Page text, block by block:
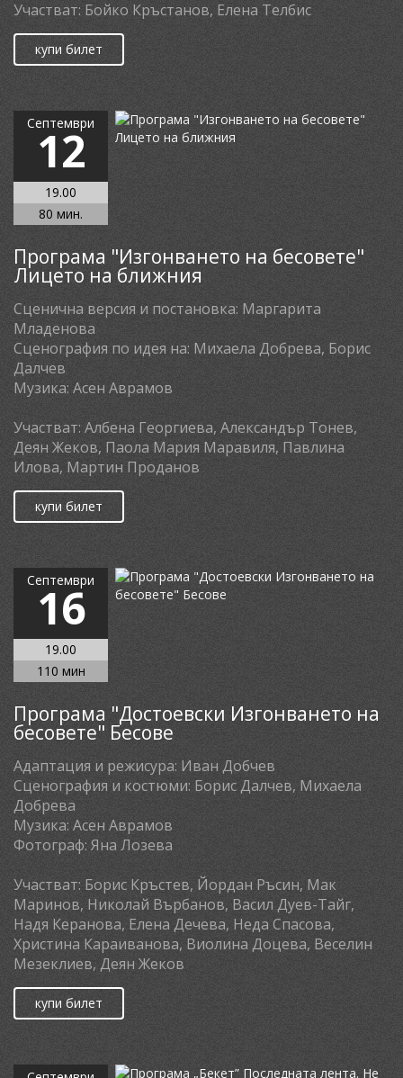
Участват: Бойко Кръстанов, Елена Телбис
купи билет
Септември
12
19.00
80 мин.
Програма "Изгонването на бесовете"
Лицето на ближния
Сценична версия и постановка: Маргарита
Младенова
Сценография по идея на: Михаела Добрева, Борис
Далчев
Музика: Асен Аврамов
Участват: Албена Георгиева, Александър Тонев,
Деян Жеков, Паола Мария Маравиля, Павлина
Илова, Мартин Проданов
купи билет
Септември
16
19.00
110 мин
Програма "Достоевски Изгонването на
бесовете" Бесове
Адаптация и режисура: Иван Добчев
Сценография и костюми: Борис Далчев, Михаела
Добрева
Музика: Асен Аврамов
Фотограф: Яна Лозева
Участват: Борис Кръстев, Йордан Ръсин, Мак
Маринов, Николай Върбанов, Васил Дуев-Тайг,
Надя Керанова, Елена Дечева, Неда Спасова,
Христина Караиванова, Виолина Доцева, Веселин
Мезеклиев, Деян Жеков
купи билет